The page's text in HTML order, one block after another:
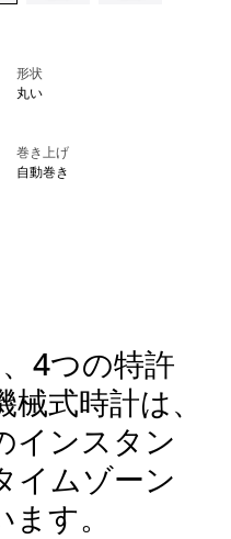
形状
丸い
巻き上げ
自動巻き
4つの特許
式時計は、
インスタン
イムゾーン
す。